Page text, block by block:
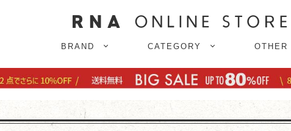
BRAND CATEGORY OTHER